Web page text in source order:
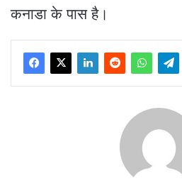
कनाडा के पास है।